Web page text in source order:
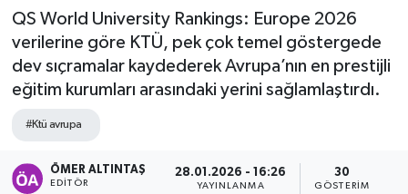
QS World University Rankings: Europe 2026
verilerine göre KTÜ, pek çok temel göstergede
dev sıçramalar kaydederek Avrupa’nın en prestijli
eğitim kurumları arasındaki yerini sağlamlaştırdı.
#Ktü avrupa
ÖMER ALTINTAŞ
EDITÖR
28.01.2026 - 16:26
YAYINLANMA
30
GÖSTERIM
Haber Arşivi